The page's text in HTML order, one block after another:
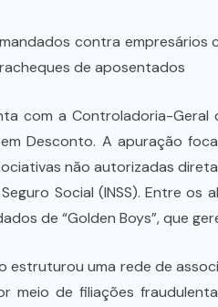
contra empresários
de aposentados
com a Controladoria-
Desconto. A apuração
não autorizadas
Social (INSS). Entre os
de “Golden Boys”, que
estruturou uma rede de
meio de filiações